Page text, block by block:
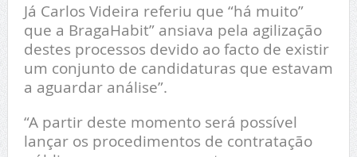
Já Carlos Videira referiu que “há muito”
que a BragaHabit” ansiava pela agilização
destes processos devido ao facto de existir
um conjunto de candidaturas que estavam
a aguardar análise”.
“A partir deste momento será possível
lançar os procedimentos de contratação